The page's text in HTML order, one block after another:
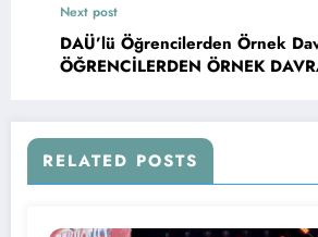
Next post
DAÜ’lü Öğrencilerden Örnek
ÖĞRENCİLERDEN ÖRNEK
RELATED POSTS